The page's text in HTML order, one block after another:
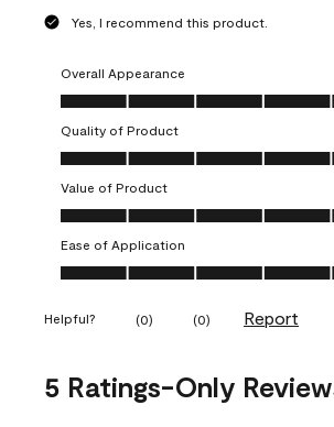
Yes, I recommend this product.
Overall Appearance
Overall Appearance, 5.0 out of 5
Quality of Product
Quality of Product, 5.0 out of 5
Value of Product
Value of Product, 5.0 out of 5
Ease of Application
Ease of Application, 5.0 out of 5
Helpful? (0) (0) Report
5 Ratings-Only